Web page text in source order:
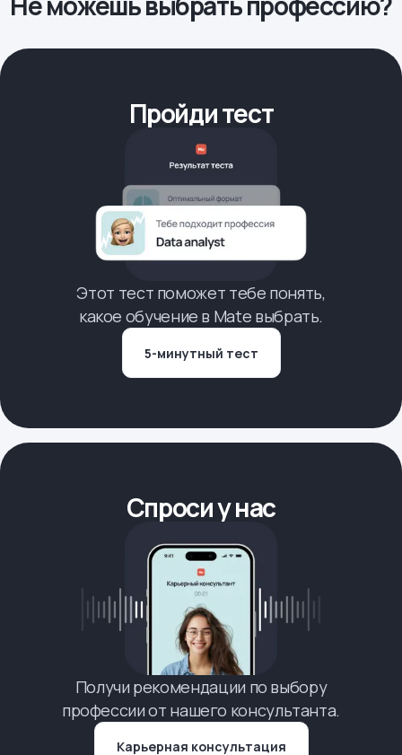
Пройди тест
Этот тест поможет тебе понять,
какое обучение в Mate выбрать.
5-минутный тест
Спроси у нас
Получи рекомендации по выбору
профессии от нашего консультанта.
Карьерная консультация